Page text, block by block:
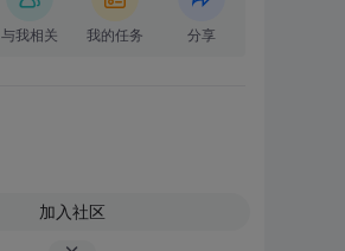
与我相关 我的任务 分享
加入社区